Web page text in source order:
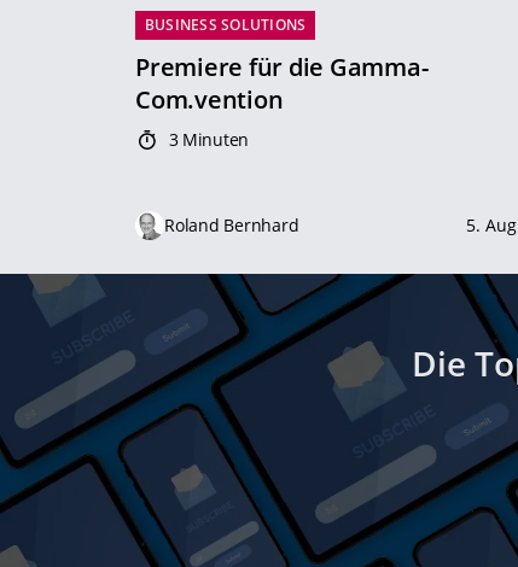
BUSINESS SOLUTIONS
Premiere für die Gamma-
Com.vention
3 Minuten
Roland Bernhard 5.
Die